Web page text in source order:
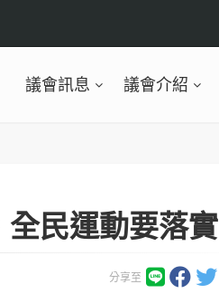
議會訊息 議會介紹
民運動要落實
分享至